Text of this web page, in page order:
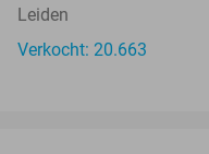
Leiden
Verkocht: 20.663